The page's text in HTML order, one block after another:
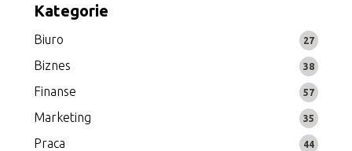
Kategorie
Biuro 27
Biznes 38
Finanse 57
Marketing 35
Praca 44